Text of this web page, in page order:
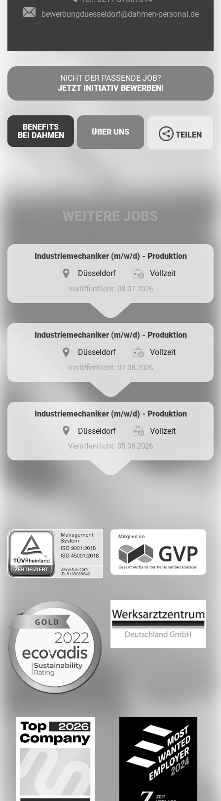
bewerbungduesseldorf@dahmen-personal.de
NICHT DER PASSENDE JOB?
JETZT INITIATIV BEWERBEN!
BENEFITS
BEI DAHMEN
ÜBER UNS TEILEN
WEITERE JOBS
Industriemechaniker (m/w/d) - Produktion
Düsseldorf
Vollzeit
Veröffentlicht: 08.07.2026
Industriemechaniker (m/w/d) - Produktion
Düsseldorf
Vollzeit
Veröffentlicht: 07.08.2026
Industriemechaniker (m/w/d) - Produktion
Düsseldorf
Vollzeit
Veröffentlicht: 05.08.2026